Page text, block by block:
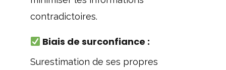
contradictoires.
Biais de surconfiance :
Surestimation de ses propres